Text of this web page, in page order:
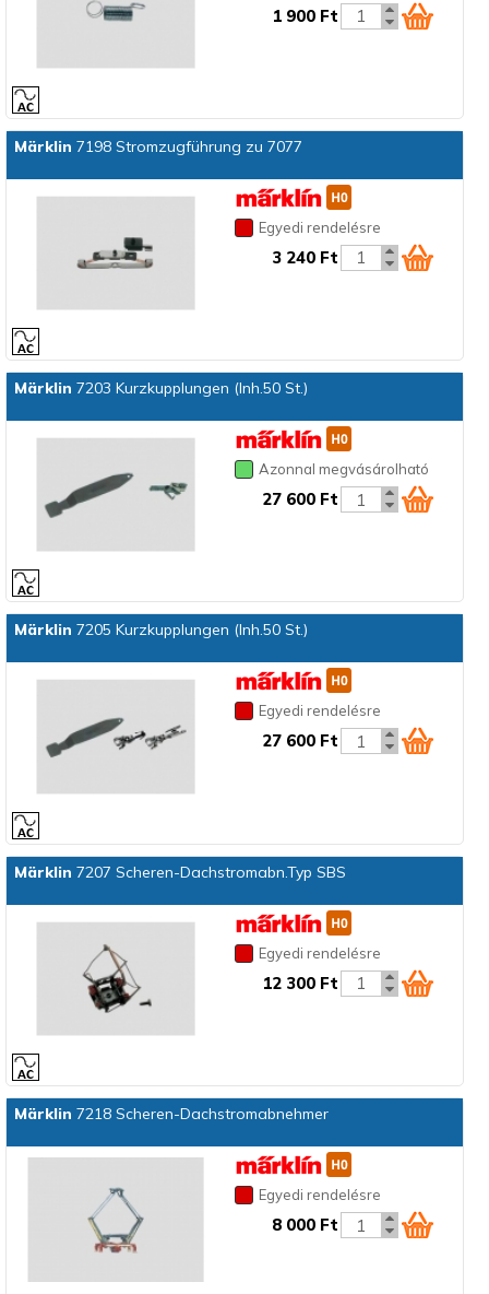
1 900 Ft
Märklin 7198 Stromzugführung zu 7077
Egyedi rendelésre
3 240 Ft
Märklin 7203 Kurzkupplungen (Inh.50 St.)
Azonnal megvásárolható
27 600 Ft
Märklin 7205 Kurzkupplungen (Inh.50 St.)
Egyedi rendelésre
27 600 Ft
Märklin 7207 Scheren-Dachstromabn.Typ SBS
Egyedi rendelésre
12 300 Ft
Märklin 7218 Scheren-Dachstromabnehmer
Egyedi rendelésre
8 000 Ft